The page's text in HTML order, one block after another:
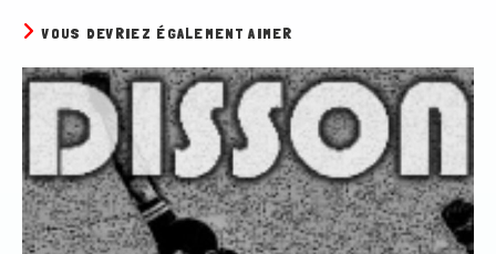
VOUS DEVRIEZ ÉGALEMENT AIMER